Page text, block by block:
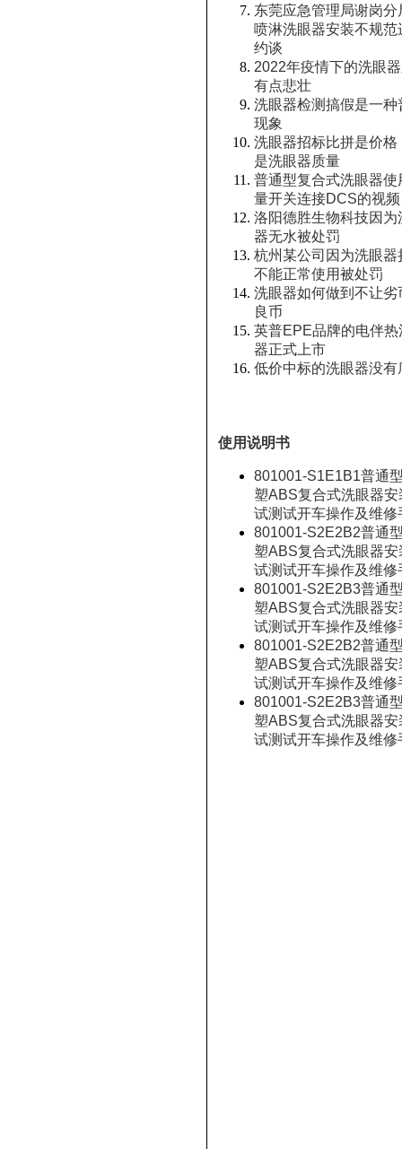
东莞应急管理局谢岗分
喷淋洗眼器安装不规范
约谈
2022年疫情下的洗眼
有点悲壮
洗眼器检测搞假是一种
现象
洗眼器招标比拼是价格
是洗眼器质量
普通型复合式洗眼器使
量开关连接DCS的视频
洛阳德胜生物科技因为
器无水被处罚
杭州某公司因为洗眼器
不能正常使用被处罚
洗眼器如何做到不让劣
良币
英普EPE品牌的电伴热
器正式上市
低价中标的洗眼器没有
使用说明书
801001-S1E1B1普通
塑ABS复合式洗眼器安
试测试开车操作及维修
801001-S2E2B2普通
塑ABS复合式洗眼器安
试测试开车操作及维修
801001-S2E2B3普通
塑ABS复合式洗眼器安
试测试开车操作及维修
801001-S2E2B2普通
塑ABS复合式洗眼器安
试测试开车操作及维修
801001-S2E2B3普通
塑ABS复合式洗眼器安
试测试开车操作及维修